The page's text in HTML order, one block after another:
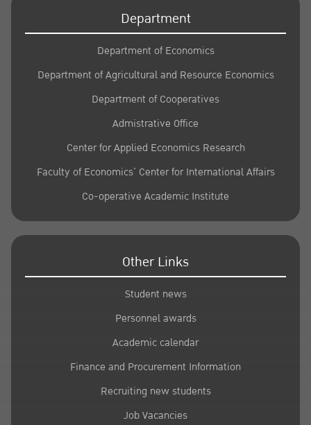
Department
Department of Economics
Department of Agricultural and Resource Economics
Department of Cooperatives
Admistrative Office
Center for Applied Economics Research
Faculty of Economics’ Center for International Affairs
Co-operative Academic Institute
Other Links
Student news
Personnel awards
Academic calendar
Finance and Procurement Information
Recruiting new students
Job Vacancies